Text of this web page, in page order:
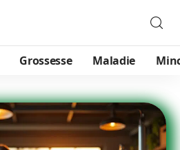
Grossesse Maladie